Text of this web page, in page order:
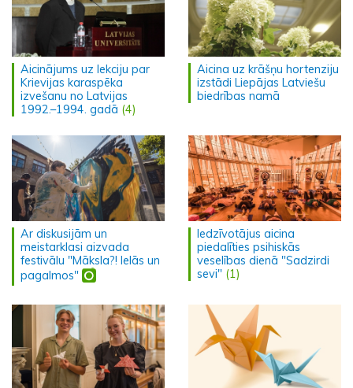
Aicinājums uz lekciju par
Krievijas karaspēka
izvešanu no Latvijas
1992.–1994. gadā (4)
Aicina uz krāšņu hortenziju
izstādi Liepājas Latviešu
biedrības namā
Ar diskusijām un
meistarklasi aizvada
festivālu "Māksla?! Ielās un
pagalmos"
Iedzīvotājus aicina
piedalīties psihiskās
veselības dienā "Sadzirdi
sevi" (1)